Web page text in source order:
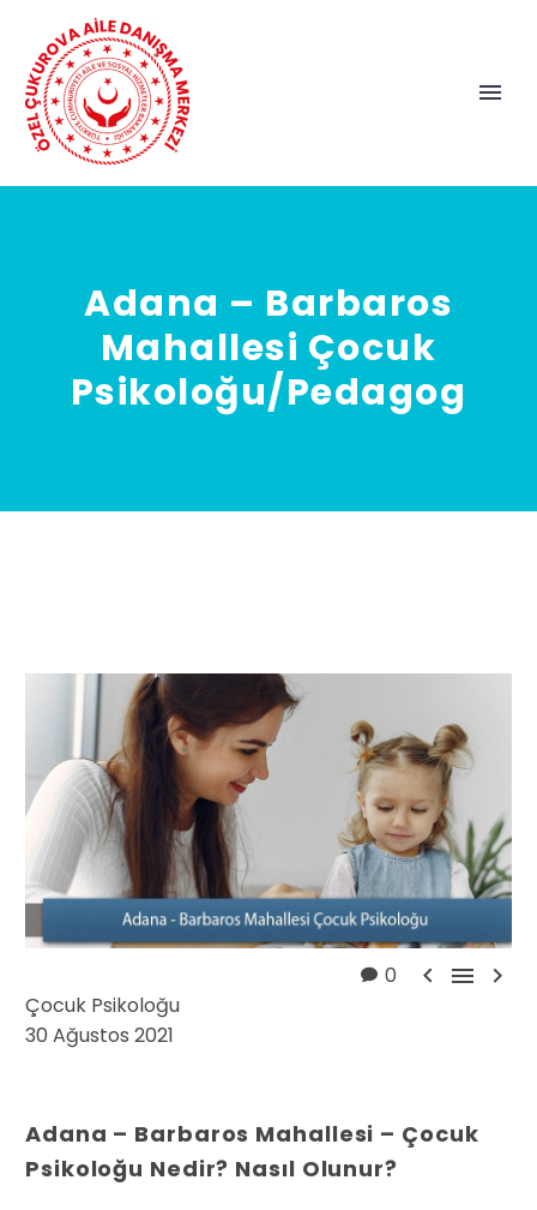
Adana – Barbaros
Mahallesi Çocuk
Psikoloğu/Pedagog
0   
Çocuk Psikoloğu
30 Ağustos 2021
Adana – Barbaros Mahallesi – Çocuk
Psikoloğu Nedir? Nasıl Olunur?